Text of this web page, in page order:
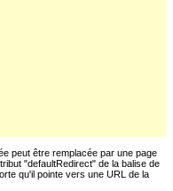
peut être remplacée par une page
"defaultRedirect" de la balise de
qu'il pointe vers une URL de la